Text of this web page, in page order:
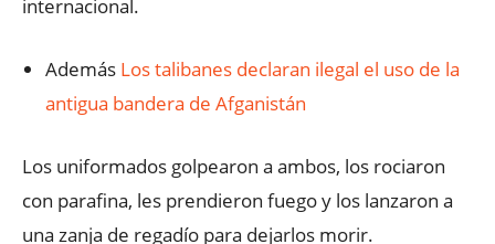
internacional.
Además Los talibanes declaran ilegal el uso de la
antigua bandera de Afganistán
Los uniformados golpearon a ambos, los rociaron
con parafina, les prendieron fuego y los lanzaron a
una zanja de regadío para dejarlos morir.